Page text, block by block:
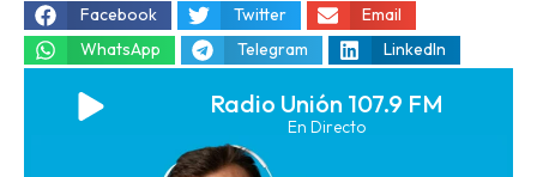
Facebook
Twitter
Email
WhatsApp
Telegram LinkedIn
Radio Unión 107.9 FM
En Directo